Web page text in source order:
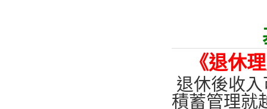
《退休
退休後收
積蓄管理就